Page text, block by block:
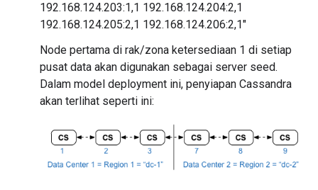
192.168.124.203:1,1 192.168.124.204:2,1
192.168.124.205:2,1 192.168.124.206:2,1"
Node pertama di rak/zona ketersediaan 1 di setiap
pusat data akan digunakan sebagai server seed.
Dalam model deployment ini, penyiapan Cassandra
akan terlihat seperti ini: